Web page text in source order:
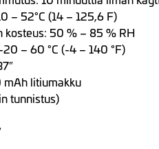
– 52°C (14 – 125,6 F)
kosteus: 50 % – 85 % RH
– 60 °C (-4 – 140 °F)
litiumakku
tunnistus)